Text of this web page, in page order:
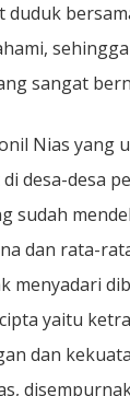
duduk
sangat
Nias yang
desa-desa
sudah
dan rata-
menyadari
yaitu
dan